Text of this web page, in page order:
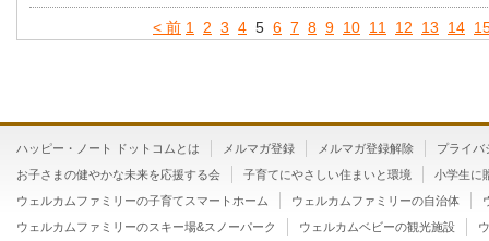
< 前 1 2 3 4 5 6 7 8 9 10 11 12 13 14
ハッピー・ノート ドットコムとは メルマガ登録 メルマガ登録解除
プライバ
お子さまの健やかな未来を応援する会
子育てにやさしい住まいと環境
小学生に
ウェルカムファミリーの子育てスマートホーム
ウェルカムファミリーの自治体
ウェルカムファミリーのスキー場&スノーパーク
ウェルカムベビーの観光施設